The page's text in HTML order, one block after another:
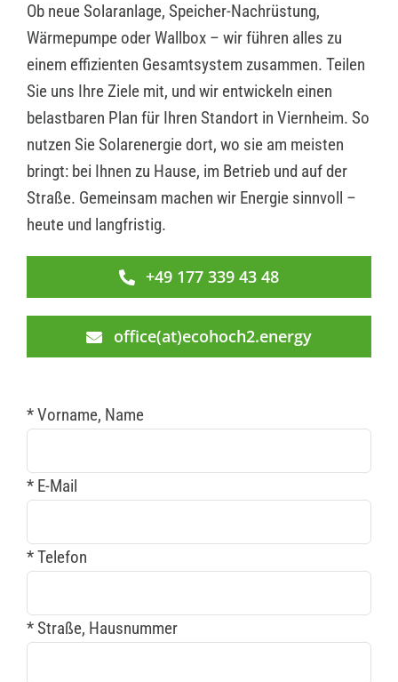
Ob neue Solaranlage, Speicher-Nachrüstung,
Wärmepumpe oder Wallbox – wir führen alles zu
einem effizienten Gesamtsystem zusammen. Teilen
Sie uns Ihre Ziele mit, und wir entwickeln einen
belastbaren Plan für Ihren Standort in Viernheim. So
nutzen Sie Solarenergie dort, wo sie am meisten
bringt: bei Ihnen zu Hause, im Betrieb und auf der
Straße. Gemeinsam machen wir Energie sinnvoll –
heute und langfristig.
+49 177 339 43 48
office(at)ecohoch2.energy
* Vorname, Name
* E-Mail
* Telefon
* Straße, Hausnummer